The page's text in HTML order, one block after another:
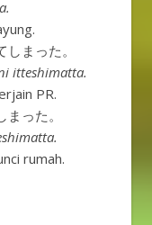
まった。
itteshimatta.
PR.
った。
rumah.